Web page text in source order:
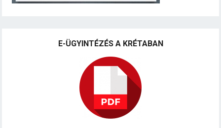
E-ÜGYINTÉZÉS A KRÉTABAN